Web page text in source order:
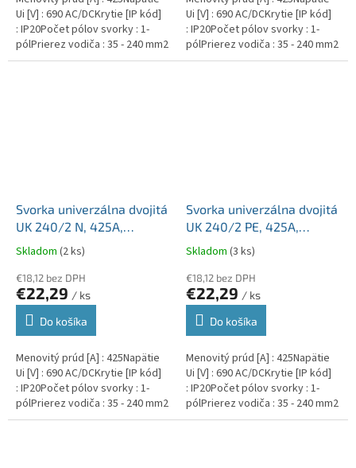
Ui [V] : 690 AC/DCKrytie [IP kód]
: IP20Počet pólov svorky : 1-
pólPrierez vodiča : 35 - 240 mm2
Ui [V] : 690 AC/DCKrytie [IP kód]
: IP20Počet pólov svorky : 1-
pólPrierez vodiča : 35 - 240 mm2
Svorka univerzálna dvojitá
UK 240/2 N, 425A,
2x240mm2 1pól., AL/CU,
krytá, modrá, na DIN a
Montážnu dosku
Skladom (2 ks)
€18,12 bez DPH
€22,29 / ks
Do košíka
Menovitý prúd [A] : 425Napätie
Ui [V] : 690 AC/DCKrytie [IP kód]
: IP20Počet pólov svorky : 1-
pólPrierez vodiča : 35 - 240 mm2
Svorka univerzálna dvojitá
UK 240/2 PE, 425A,
2x240mm2 1pól., AL/CU,
krytá, zeleno-žltá, na DIN
a Montážnu dosku
Skladom (3 ks)
€18,12 bez DPH
€22,29 / ks
Do košíka
Menovitý prúd [A] : 425Napätie
Ui [V] : 690 AC/DCKrytie [IP kód]
: IP20Počet pólov svorky : 1-
pólPrierez vodiča : 35 - 240 mm2